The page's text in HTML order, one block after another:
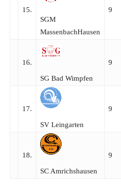
15.
SGM
MassenbachHausen
9
16.
SG Bad Wimpfen
9
17.
SV Leingarten
9
18.
SC Amrichshausen
9